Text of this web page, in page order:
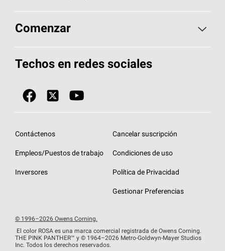
Encuentre un contratista
Componentes para techos
Tecnología SureNail®
Garantías de techos
Aspectos básicos sobre techos
Herramientas de diseño y color
Únase a la red de contratistas de techos
Diseño en el techo
Eventos para contratistas
Comenzar
Llame al 1-800-GET-PINK®
Encuentre una tienda o encuentre un
Financiamiento de techos
Techos en redes sociales
Contáctenos
Empleos/Puestos de trabajo
Inversores
Cancelar suscripción
Condiciones de uso
Política de Privacidad
Gestionar Preferencias
© 1996–2026 Owens Corning.
El color ROSA es una marca comercial registrada de Owens Corning.
THE PINK PANTHER™ y © 1964–2026 Metro-Goldwyn-Mayer Studios
Inc. Todos los derechos reservados.